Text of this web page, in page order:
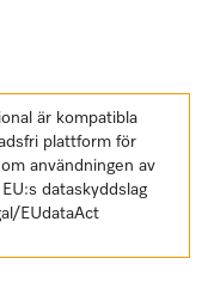
är kompatibla
plattform för
användningen av
dataskyddslag
EUdataAct